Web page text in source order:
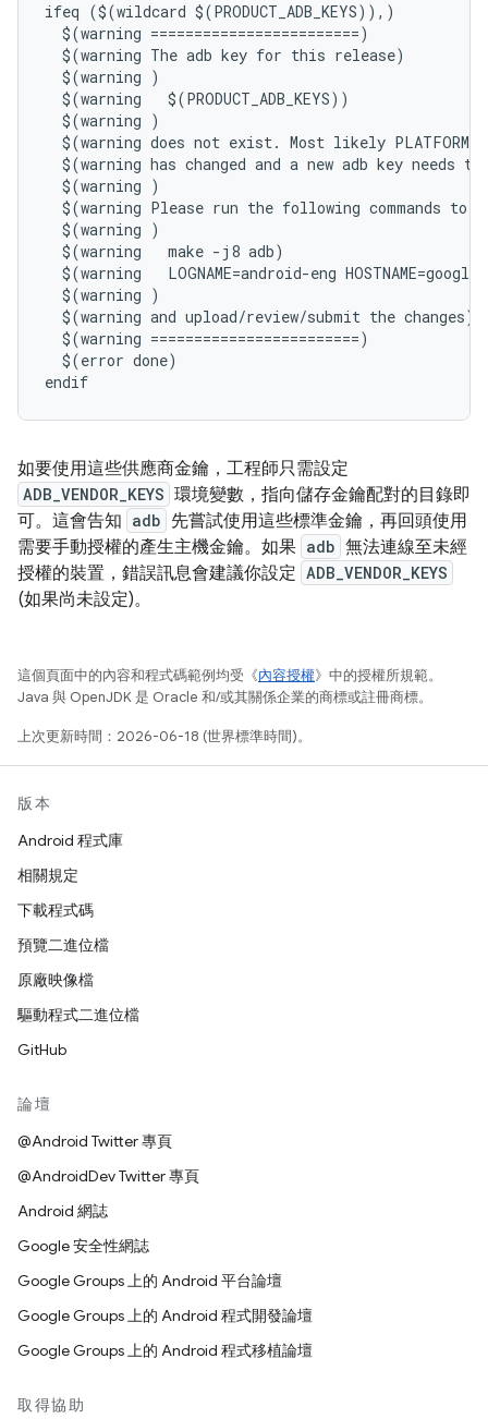
ifeq ($(wildcard $(PRODUCT_ADB_KEYS)),)
  $(warning ========================)
  $(warning The adb key for this release)
  $(warning )
  $(warning   $(PRODUCT_ADB_KEYS))
  $(warning )
$(warning does not exist. Most likely
$(warning has changed and a new adb key needs
  $(warning )
$(warning Please run the following commands to
  $(warning )
  $(warning   make -j8 adb)
$(warning   LOGNAME=android-eng
  $(warning )
  $(warning and upload/review/submit the changes)
  $(warning ========================)
  $(error done)
如要使用這些供應商金鑰，工程師只需設定
ADB_VENDOR_KEYS 環境變數，指向儲存金鑰配對的目錄即
可。這會告知 adb 先嘗試使用這些標準金鑰，再回頭使用
需要手動授權的產生主機金鑰。如果 adb 無法連線至未經
授權的裝置，錯誤訊息會建議你設定 ADB_VENDOR_KEYS
(如果尚未設定)。
這個頁面中的內容和程式碼範例均受《內容授權》中的授權所規範。
Java 與 OpenJDK 是 Oracle 和/或其關係企業的商標或註冊商標。
上次更新時間：2026-06-18 (世界標準時間)。
版本
Android 程式庫
相關規定
下載程式碼
預覽二進位檔
原廠映像檔
驅動程式二進位檔
GitHub
論壇
@Android Twitter 專頁
@AndroidDev Twitter 專頁
Android 網誌
Google 安全性網誌
Google Groups 上的 Android 平台論壇
Google Groups 上的 Android 程式開發論壇
Google Groups 上的 Android 程式移植論壇
取得協助